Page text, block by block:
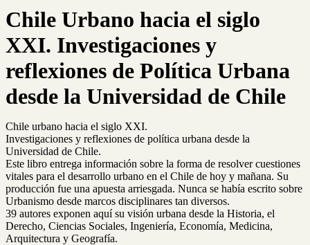
Chile Urbano hacia el siglo
XXI. Investigaciones y
reflexiones de Política Urbana
desde la Universidad de Chile
Chile urbano hacia el siglo XXI.
Investigaciones y reflexiones de política urbana desde la
Universidad de Chile.
Este libro entrega información sobre la forma de resolver cuestiones
vitales para el desarrollo urbano en el Chile de hoy y mañana. Su
producción fue una apuesta arriesgada. Nunca se había escrito sobre
Urbanismo desde marcos disciplinares tan diversos.
39 autores exponen aquí su visión urbana desde la Historia, el
Derecho, Ciencias Sociales, Ingeniería, Economía, Medicina,
Arquitectura y Geografía.